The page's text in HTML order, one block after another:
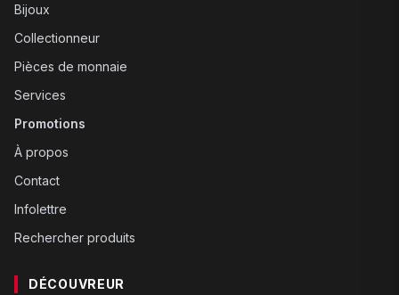
Bijoux
Collectionneur
Pièces de monnaie
Services
Promotions
À propos
Contact
Infolettre
Rechercher produits
DÉCOUVREUR